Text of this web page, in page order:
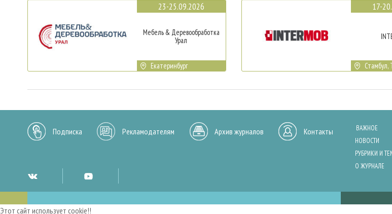
23-25.09.2026
Мебель & Деревообработка
Урал
Екатеринбург
17-
Стамбул,
Подписка Рекламодателям Архив журналов Контакты
ВАЖНОЕ
НОВОСТИ
РУБРИКИ И
О ЖУРНАЛЕ
Этот сайт использует cookie!!